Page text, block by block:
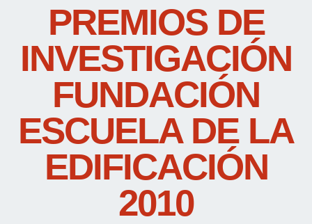
PREMIOS DE
INVESTIGACIÓN
FUNDACIÓN
ESCUELA DE LA
EDIFICACIÓN
2010